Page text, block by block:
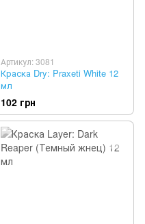
Артикул: 3081
Краска Dry: Praxeti White 12
мл
102 грн